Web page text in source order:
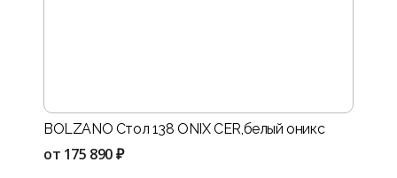
BOLZANO Стол 138 ONIХ CER,белый оникс
от 175 890 ₽